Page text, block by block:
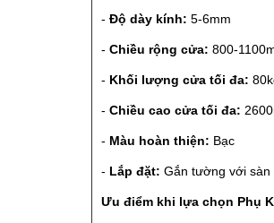
- Độ dày kính: 5-6mm
- Chiều rộng cửa: 800-
- Khối lượng cửa tối đa:
- Chiều cao cửa tối đa:
- Màu hoàn thiện: Bạc
- Lắp đặt: Gắn tường với sàn
Ưu điểm khi lựa chọn Phụ